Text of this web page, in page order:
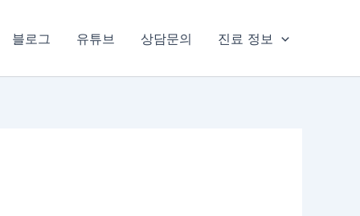
블로그 유튜브 상담문의 진료 정보